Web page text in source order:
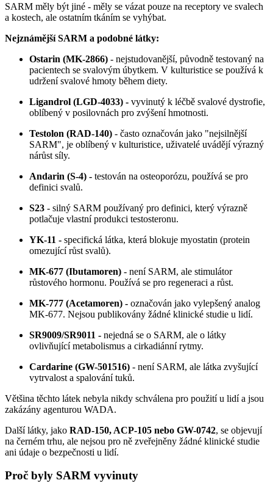
SARM měly být jiné - měly se vázat pouze na receptory ve svalech
a kostech, ale ostatním tkáním se vyhýbat.
Nejznámější SARM a podobné látky:
Ostarin (MK-2866) - nejstudovanější, původně testovaný na
pacientech se svalovým úbytkem. V kulturistice se používá k
udržení svalové hmoty během diety.
Ligandrol (LGD-4033) - vyvinutý k léčbě svalové dystrofie,
oblíbený v posilovnách pro zvýšení hmotnosti.
Testolon (RAD-140) - často označován jako "nejsilnější
SARM", je oblíbený v kulturistice, uživatelé uvádějí výrazný
nárůst síly.
Andarin (S-4) - testován na osteoporózu, používá se pro
definici svalů.
S23 - silný SARM používaný pro definici, který výrazně
potlačuje vlastní produkci testosteronu.
YK-11 - specifická látka, která blokuje myostatin (protein
omezující růst svalů).
MK-677 (Ibutamoren) - není SARM, ale stimulátor
růstového hormonu. Používá se pro regeneraci a růst.
MK-777 (Acetamoren) - označován jako vylepšený analog
MK-677. Nejsou publikovány žádné klinické studie u lidí.
SR9009/SR9011 - nejedná se o SARM, ale o látky
ovlivňující metabolismus a cirkadiánní rytmy.
Cardarine (GW-501516) - není SARM, ale látka zvyšující
vytrvalost a spalování tuků.
Většina těchto látek nebyla nikdy schválena pro použití u lidí a jsou
zakázány agenturou WADA.
Další látky, jako RAD-150, ACP-105 nebo GW-0742, se objevují
na černém trhu, ale nejsou pro ně zveřejněny žádné klinické studie
ani údaje o bezpečnosti u lidí.
Proč byly SARM vyvinuty